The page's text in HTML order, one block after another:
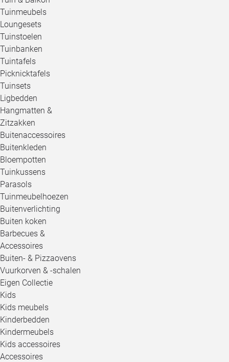
Tuinmeubels
Loungesets
Tuinstoelen
Tuinbanken
Tuintafels
Picknicktafels
Tuinsets
Ligbedden
Hangmatten &
Zitzakken
Buitenaccessoires
Buitenkleden
Bloempotten
Tuinkussens
Parasols
Tuinmeubelhoezen
Buitenverlichting
Buiten koken
Barbecues &
Accessoires
Buiten- & Pizzaovens
Vuurkorven & -schalen
Eigen Collectie
Kids
Kids meubels
Kinderbedden
Kindermeubels
Kids accessoires
Accessoires